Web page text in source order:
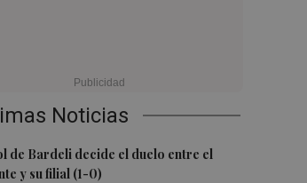
Noticias
de Bardeli decide el duelo entre el
y su filial (1-0)